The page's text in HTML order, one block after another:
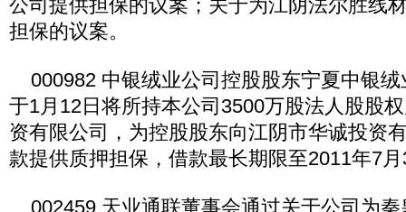
公司提供担保的议案；关于为江阴法尔胜线
担保的议案。
000982 中银绒业公司控股股东宁夏中银绒
于1月12日将所持本公司3500万股法人股股
资有限公司，为控股股东向江阴市华诚投资
款提供质押担保，借款最长期限至2011年7
002459 天业通联董事会通过关于公司为秦